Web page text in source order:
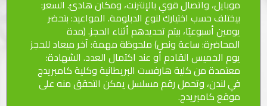
موبايل، واتصال قوي بالإنترنت، ومكان هادئ. السعر:
بيختلف حسب اختيارك لنوع الدبلومة. المواعيد: بتحضر
يومين أسبوعيًا، بيتم تحديدهم أثناء الحجز. (مدة
المحاضرة: ساعة ونص) ملحوظة مهمة: آخر ميعاد للحجز
يوم الخميس القادم أو عند اكتمال العدد. الشهادة:
معتمدة من كلية هارفست البريطانية وكلية كامبريدج
في لندن، وتحمل رقم مسلسل يمكن التحقق منه على
موقع كامبريدج.